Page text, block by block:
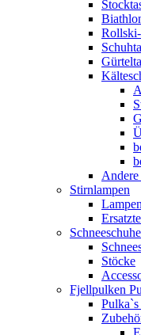
Andere
Stirnlampen
Lampen
Stöcke
Fjellpulken